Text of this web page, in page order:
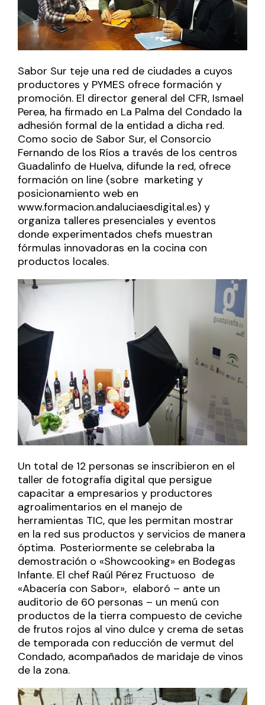
Sabor Sur teje una red de ciudades a cuyos
productores y PYMES ofrece formación y
promoción. El director general del CFR, Ismael
Perea, ha firmado en La Palma del Condado la
adhesión formal de la entidad a dicha red.
Como socio de Sabor Sur, el Consorcio
Fernando de los Ríos a través de los centros
Guadalinfo de Huelva, difunde la red, ofrece
formación on line (sobre marketing y
posicionamiento web en
www.formacion.andaluciaesdigital.es) y
organiza talleres presenciales y eventos
donde experimentados chefs muestran
fórmulas innovadoras en la cocina con
productos locales.
Un total de 12 personas se inscribieron en el
taller de fotografía digital que persigue
capacitar a empresarios y productores
agroalimentarios en el manejo de
herramientas TIC, que les permitan mostrar
en la red sus productos y servicios de manera
óptima. Posteriormente se celebraba la
demostración o «Showcooking» en Bodegas
Infante. El chef Raúl Pérez Fructuoso de
«Abacería con Sabor», elaboró – ante un
auditorio de 60 personas – un menú con
productos de la tierra compuesto de ceviche
de frutos rojos al vino dulce y crema de setas
de temporada con reducción de vermut del
Condado, acompañados de maridaje de vinos
de la zona.